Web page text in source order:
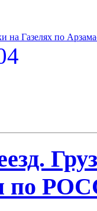
на Газелях по
по